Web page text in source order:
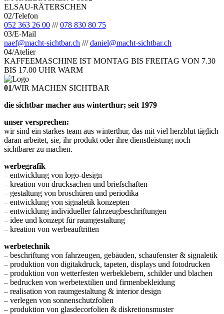
ELSAU-RÄTERSCHEN
02/Telefon
052 363 26 00 /// 078 830 80 75
03/E-Mail
naef@macht-sichtbar.ch /// daniel@macht-sichtbar.ch
04/Atelier
KAFFEEMASCHINE IST MONTAG BIS FREITAG VON 7.30
BIS 17.00 UHR WARM
01/WIR MACHEN SICHTBAR
die sichtbar macher aus winterthur; seit 1979
unser versprechen:
wir sind ein starkes team aus winterthur, das mit viel herzblut täglich
daran arbeitet, sie, ihr produkt oder ihre dienstleistung noch
sichtbarer zu machen.
werbegrafik
– entwicklung von logo-design
– kreation von drucksachen und briefschaften
– gestaltung von broschüren und periodika
– entwicklung von signaletik konzepten
– entwicklung individueller fahrzeugbeschriftungen
– idee und konzept für raumgestaltung
– kreation von werbeauftritten
werbetechnik
– beschriftung von fahrzeugen, gebäuden, schaufenster & signaletik
– produktion von digitakdruck, tapeten, displays und fotodrucken
– produktion von wetterfesten werbeklebern, schilder und blachen
– bedrucken von werbetextilien und firmenbekleidung
– realisation von raumgestaltung & interior design
– verlegen von sonnenschutzfolien
– produktion von glasdecorfolien & diskretionsmuster